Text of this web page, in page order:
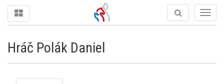
Hráč Polák Daniel